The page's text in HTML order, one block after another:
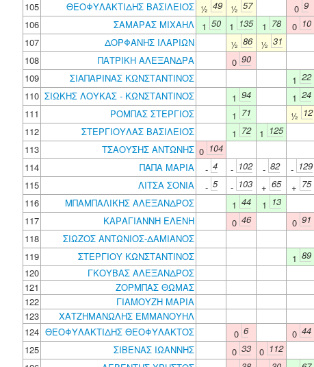
105
ΘΕΟΦΥΛΑΚΤΙΔΗΣ ΒΑΣΙΛΕΙΟΣ ½ 49 ½ 57 0 9
106
ΣΑΜΑΡΑΣ ΜΙΧΑΗΛ 1 50 1 135 1 78 0 10
107
ΔΟΡΦΑΝΗΣ ΙΛΑΡΙΩΝ ½ 86 ½ 31
108
ΠΑΤΡΙΚΗ ΑΛΕΞΑΝΔΡΑ 0 90
109
ΣΙΑΠΑΡΙΝΑΣ ΚΩΝΣΤΑΝΤΙΝΟΣ 1 22
110 ΣΙΩΚΗΣ ΛΟΥΚΑΣ - ΚΩΝΣΤΑΝΤΙΝΟΣ 1 94 1 24
111
ΡΟΜΠΑΣ ΣΤΕΡΓΙΟΣ 1 71 ½ 12
112
ΣΤΕΡΓΙΟΥΛΑΣ ΒΑΣΙΛΕΙΟΣ 1 72 1 125
113
ΤΣΑΟΥΣΗΣ ΑΝΤΩΝΗΣ 0 104
114
ΠΑΠΑ ΜΑΡΙΑ - 4 - 102 - 82 - 129
115
ΛΙΤΣΑ ΣΟΝΙΑ - 5 - 103 + 65 + 75
116
ΜΠΑΜΠΑΛΙΚΗΣ ΑΛΕΞΑΝΔΡΟΣ 1 44 1 13
117
ΚΑΡΑΓΙΑΝΝΗ ΕΛΕΝΗ 0 46 0 91
118
ΣΙΩΖΟΣ ΑΝΤΩΝΙΟΣ-ΔΑΜΙΑΝΟΣ
119
ΣΤΕΡΓΙΟΥ ΚΩΝΣΤΑΝΤΙΝΟΣ 1 89
120
ΓΚΟΥΒΑΣ ΑΛΕΞΑΝΔΡΟΣ
121
ΖΟΡΜΠΑΣ ΘΩΜΑΣ
122
ΓΙΑΜΟΥΖΗ ΜΑΡΙΑ
123
ΧΑΤΖΗΜΑΝΩΛΗΣ ΕΜΜΑΝΟΥΗΛ
124 ΘΕΟΦΥΛΑΚΤΙΔΗΣ ΘΕΟΦΥΛΑΚΤΟΣ 0 6 0 44
125
ΣΙΒΕΝΑΣ ΙΩΑΝΝΗΣ 0 33 0 112